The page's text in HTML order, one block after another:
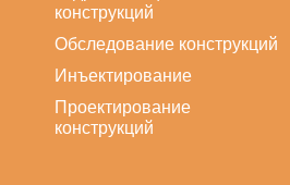
конструкций
Обследование конструкций
Инъектирование
Проектирование
конструкций